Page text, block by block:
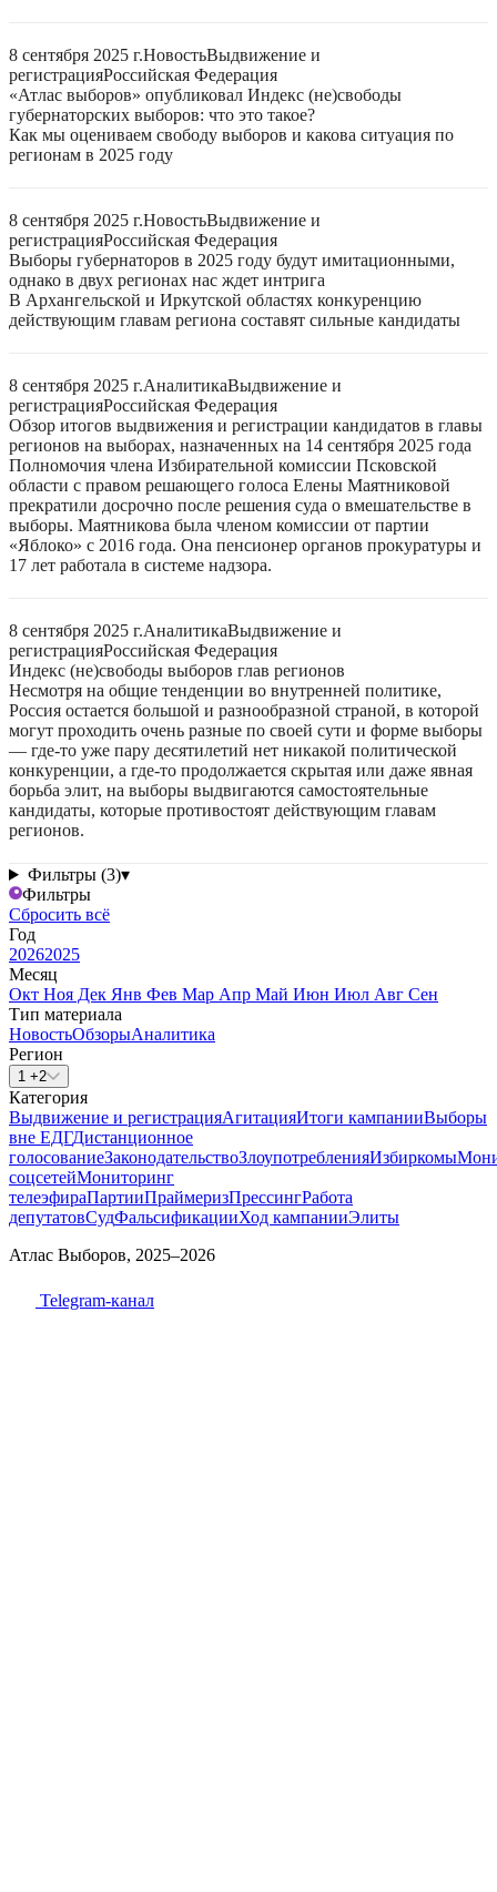
8 сентября 2025 г.НовостьВыдвижение и
регистрацияРоссийская Федерация
«Атлас выборов» опубликовал Индекс (не)свободы
губернаторских выборов: что это такое?
Как мы оцениваем свободу выборов и какова ситуация по
регионам в 2025 году
8 сентября 2025 г.НовостьВыдвижение и
регистрацияРоссийская Федерация
Выборы губернаторов в 2025 году будут имитационными,
однако в двух регионах нас ждет интрига
В Архангельской и Иркутской областях конкуренцию
действующим главам региона составят сильные кандидаты
8 сентября 2025 г.АналитикаВыдвижение и
регистрацияРоссийская Федерация
Обзор итогов выдвижения и регистрации кандидатов в главы
регионов на выборах, назначенных на 14 сентября 2025 года
Полномочия члена Избирательной комиссии Псковской
области с правом решающего голоса Елены Маятниковой
прекратили досрочно после решения суда о вмешательстве в
выборы. Маятникова была членом комиссии от партии
«Яблоко» с 2016 года. Она пенсионер органов прокуратуры и
17 лет работала в системе надзора.
8 сентября 2025 г.АналитикаВыдвижение и
регистрацияРоссийская Федерация
Индекс (не)свободы выборов глав регионов
Несмотря на общие тенденции во внутренней политике,
Россия остается большой и разнообразной страной, в которой
могут проходить очень разные по своей сути и форме выборы
— где-то уже пару десятилетий нет никакой политической
конкуренции, а где-то продолжается скрытая или даже явная
борьба элит, на выборы выдвигаются самостоятельные
кандидаты, которые противостоят действующим главам
регионов.
Фильтры (3)▾
Фильтры
Сбросить всё
Год
20262025
Месяц
Окт Ноя Дек Янв Фев Мар Апр Май Июн Июл Авг Сен
Тип материала
НовостьОбзорыАналитика
Регион
1 +2
Категория
Выдвижение и регистрацияАгитацияИтоги кампанииВыборы
вне ЕДГДистанционное
голосованиеЗаконодательствоЗлоупотребленияИзбиркомы
соцсетейМониторинг
телеэфираПартииПраймеризПрессингРабота
депутатовСудФальсификацииХод кампанииЭлиты
Атлас Выборов, 2025–2026
Telegram-канал